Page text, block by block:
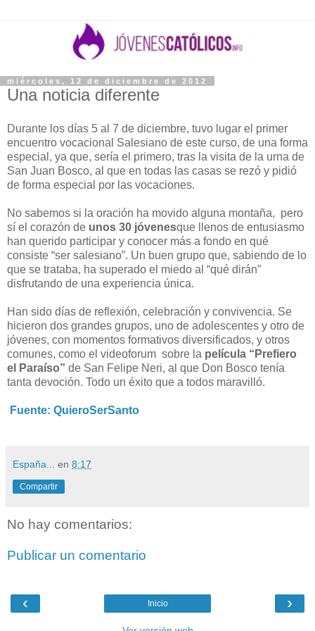
miércoles, 12 de diciembre de 2012
Una noticia diferente
Durante los días 5 al 7 de diciembre, tuvo lugar el primer
encuentro vocacional Salesiano de este curso, de una forma
especial, ya que, sería el primero, tras la visita de la urna de
San Juan Bosco, al que en todas las casas se rezó y pidió
de forma especial por las vocaciones.
No sabemos si la oración ha movido alguna montaña, pero
sí el corazón de unos 30 jóvenesque llenos de entusiasmo
han querido participar y conocer más a fondo en qué
consiste “ser salesiano”. Un buen grupo que, sabiendo de lo
que se trataba, ha superado el miedo al “qué dirán”
disfrutando de una experiencia única.
Han sido días de reflexión, celebración y convivencia. Se
hicieron dos grandes grupos, uno de adolescentes y otro de
jóvenes, con momentos formativos diversificados, y otros
comunes, como el videoforum sobre la película “Prefiero
el Paraíso” de San Felipe Neri, al que Don Bosco tenía
tanta devoción. Todo un éxito que a todos maravilló.
Fuente: QuieroSerSanto
España... en 8:17
Compartir
No hay comentarios:
Publicar un comentario
‹ ›
Inicio